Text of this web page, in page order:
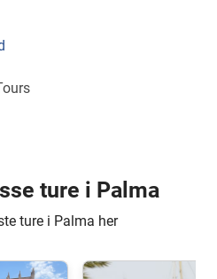
ture i Palma
ture i Palma her